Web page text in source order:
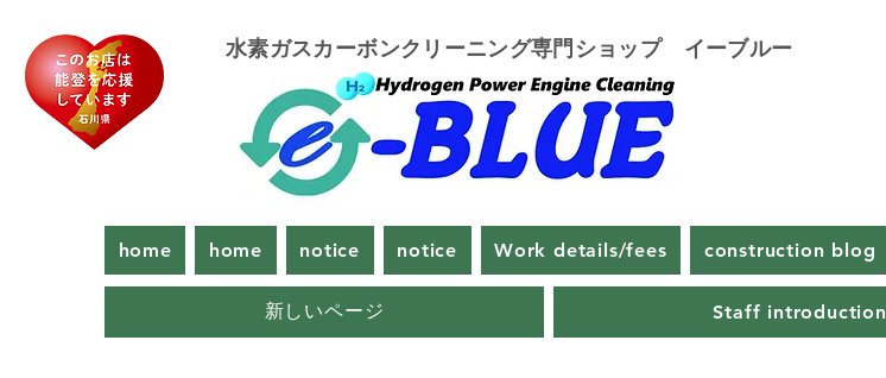
​水素ガスカーボンクリーニング専門ショップ イーブルー
home home notice notice Work details/fees construction blog
新しいページ Staff introduction